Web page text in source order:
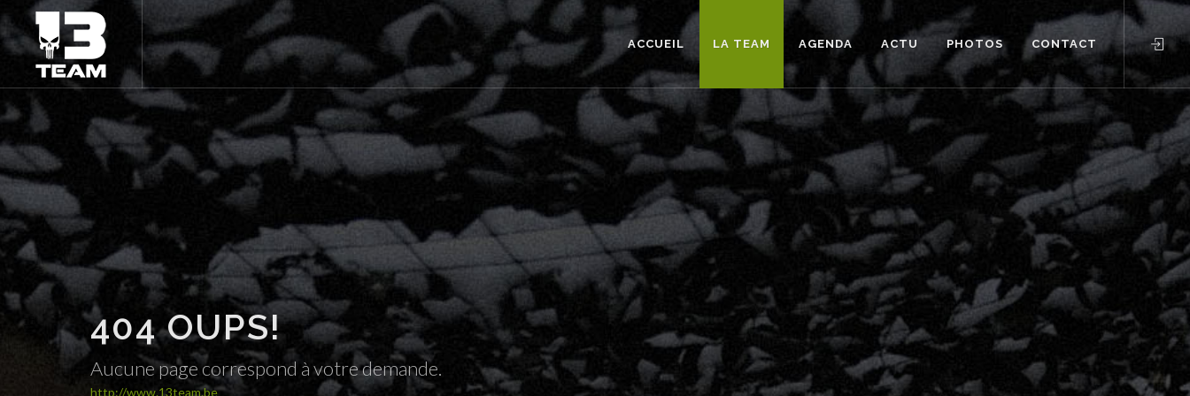
ACCUEIL LA TEAM AGENDA ACTU PHOTOS CONTACT
404 OUPS!
Aucune page correspond à votre demande.
http://www.13team.be